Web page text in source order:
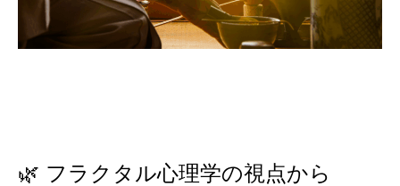
🌿 フラクタル心理学の視点から